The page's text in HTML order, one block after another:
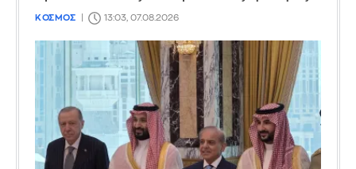
ΚΟΣΜΟΣ 13:03, 07.08.2026